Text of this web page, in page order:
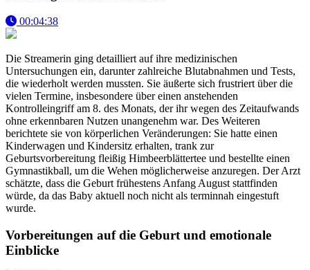
00:04:38
Die Streamerin ging detailliert auf ihre medizinischen
Untersuchungen ein, darunter zahlreiche Blutabnahmen und Tests,
die wiederholt werden mussten. Sie äußerte sich frustriert über die
vielen Termine, insbesondere über einen anstehenden
Kontrolleingriff am 8. des Monats, der ihr wegen des Zeitaufwands
ohne erkennbaren Nutzen unangenehm war. Des Weiteren
berichtete sie von körperlichen Veränderungen: Sie hatte einen
Kinderwagen und Kindersitz erhalten, trank zur
Geburtsvorbereitung fleißig Himbeerblättertee und bestellte einen
Gymnastikball, um die Wehen möglicherweise anzuregen. Der Arzt
schätzte, dass die Geburt frühestens Anfang August stattfinden
würde, da das Baby aktuell noch nicht als terminnah eingestuft
wurde.
Vorbereitungen auf die Geburt und emotionale
Einblicke